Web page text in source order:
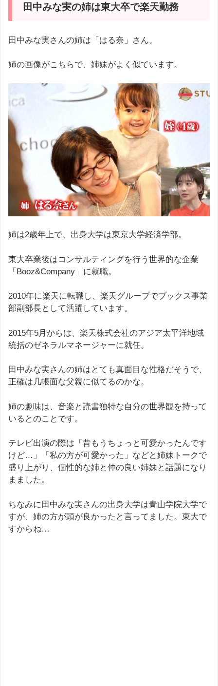
田中みな実の姉は東大卒で楽天勤務
田中みな実さんの姉は「はる奈」さん。
姉の画像がこちらで、姉妹がよく似ています。
姉は2歳年上で、出身大学は東京大学経済学部。
東大卒業後はコンサルティングを行う世界的な企業
「Booz&Company」に就職。
2010年に楽天に転職し、楽天グループでブックス事業
部副部長として活躍しています。
2015年5月からは、楽天株式会社のアジア太平洋地域
統括のゼネラルマネージャーに就任。
田中みな実さんの姉はとても真面目な性格だそうで、
正確は几帳面な父親に似てるのかな。
姉の趣味は、音楽と読書独特な自分の世界観を持って
いるとのことです。
テレビ出演の際は「昔もうちょっと可愛かったんです
けど…」「私の方が可愛かった」などと姉妹トークで
盛り上がり、個性的な姉と仲の良い姉妹と話題になり
まました。
ちなみに田中みな実さんの出身大学は青山学院大学で
すが、姉の方が頭が良かったと言ってました。東大で
すからね…